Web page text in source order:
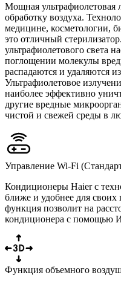
Мощная ультрафиолетовая
обработку воздуха.
медицине, косметологии,
это отличный
ультрафиолетового света
поглощении молекулы
распадаются и удаляются
Ультрафиолетовое
наиболее эффективно
другие вредные
чистой и свежей среды в
Управление Wi-Fi
Кондиционеры Haier с
ближе и удобнее для своих
функция позволит на
кондиционера с помощью
Функция объемного